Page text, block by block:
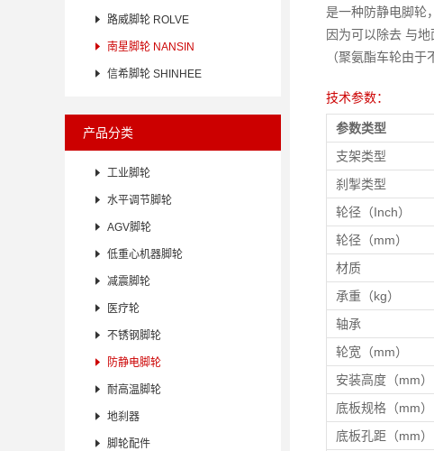
 路威脚轮 ROLVE
 南星脚轮 NANSIN
 信希脚轮 SHINHEE
产品分类
 工业脚轮
 水平调节脚轮
 AGV脚轮
 低重心机器脚轮
 减震脚轮
 医疗轮
 不锈钢脚轮
 防静电脚轮
 耐高温脚轮
 地刹器
 脚轮配件
是一种防静电脚轮
因为可以除去 与
（聚氨酯车轮由于
技术参数：
参数类型
支架类型
刹掣类型
轮径（Inch）
轮径（mm）
材质
承重（kg）
轴承
轮宽（mm）
安装高度（mm）
底板规格（mm）
底板孔距（mm）